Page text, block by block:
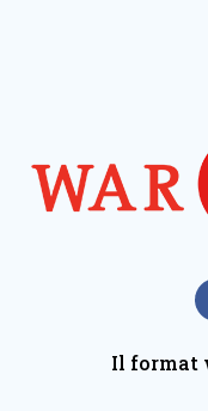
Il format